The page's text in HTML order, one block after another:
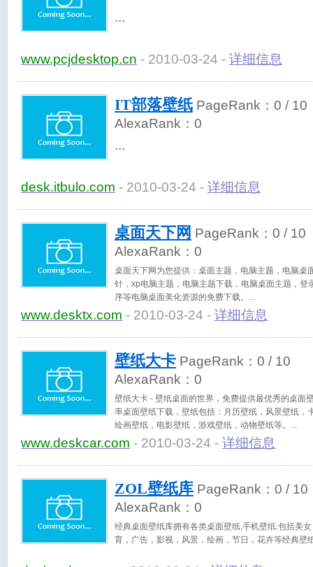
www.pcjdesktop.cn - 2010-03-24 - 详细信息
IT部落壁纸 PageRank： 0 / 10
AlexaRank： 0
desk.itbulo.com - 2010-03-24 - 详细信息
桌面天下网 PageRank： 0 / 10
AlexaRank： 0
桌面天下网为您提供：桌面主题，电脑主题，电脑桌
针，xp电脑主题，电脑主题下载，电脑桌面主题，登
序等电脑桌面美化资源的免费下载。
www.desktx.com - 2010-03-24 - 详细信息
壁纸大卡 PageRank： 0 / 10
AlexaRank： 0
壁纸大卡 - 壁纸桌面的世界，免费提供最优秀的桌面
率桌面壁纸下载，壁纸包括：月历壁纸，风景壁纸，
绘画壁纸，电影壁纸，游戏壁纸，动物壁纸等。
www.deskcar.com - 2010-03-24 - 详细信息
ZOL壁纸库 PageRank： 0 / 10
AlexaRank： 0
经典桌面壁纸库拥有各类桌面壁纸,手机壁纸.包括美
育，广告，影视，风景，绘画，节日，花卉等经典壁